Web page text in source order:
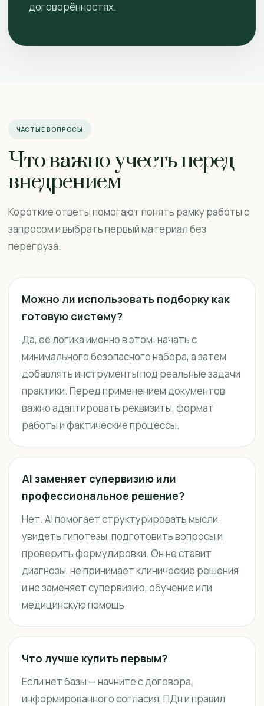
договорённостях.
ЧАСТЫЕ ВОПРОСЫ
Что важно учесть перед
внедрением
Короткие ответы помогают понять рамку работы с
запросом и выбрать первый материал без
перегруза.
Можно ли использовать подборку как
готовую систему?
Да, её логика именно в этом: начать с
минимального безопасного набора, а затем
добавлять инструменты под реальные задачи
практики. Перед применением документов
важно адаптировать реквизиты, формат
работы и фактические процессы.
AI заменяет супервизию или
профессиональное решение?
Нет. AI помогает структурировать мысли,
увидеть гипотезы, подготовить вопросы и
проверить формулировки. Он не ставит
диагнозы, не принимает клинические решения
и не заменяет супервизию, обучение или
медицинскую помощь.
Что лучше купить первым?
Если нет базы — начните с договора,
информированного согласия, ПДн и правил